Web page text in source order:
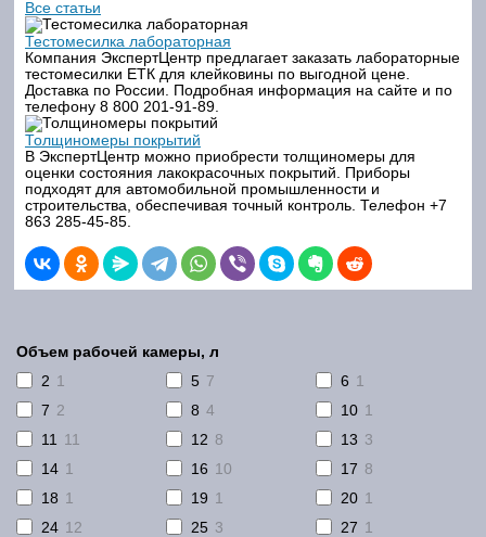
Объем рабочей камеры, л
2 1 5 7 6 1
7 2 8 4 10 1
11
11 12 8 13 3
14 1 16 10 17 8
18 1 19 1 20 1
24 12 25 3 27 1
Все статьи
Тестомесилка лабораторная
Компания ЭкспертЦентр предлагает заказать лабораторные
тестомесилки ЕТК для клейковины по выгодной цене.
Доставка по России. Подробная информация на сайте и по
телефону 8 800 201-91-89.
Толщиномеры покрытий
В ЭкспертЦентр можно приобрести толщиномеры для
оценки состояния лакокрасочных покрытий. Приборы
подходят для автомобильной промышленности и
строительства, обеспечивая точный контроль. Телефон +7
863 285-45-85.